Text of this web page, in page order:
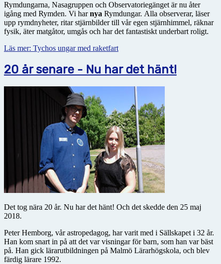
Rymdungarna, Nasagruppen och Observatoriegänget är nu åter
igång med Rymden. Vi harnya Rymdungar. Alla observerar, läser
upp rymdnyheter, ritar stjärnbilder till vår egen stjärnhimmel, räknar
fysik, äter matgåtor, umgås och har det fantastiskt underbart roligt.
Läs mer: Tychos ungar med raketfart
20 år senare - Nu har det hänt!
Det tog nära 20 år. Nu har det hänt! Och det skedde den 25 maj
2018.
Peter Hemborg, vår astropedagog, har varit med i Sällskapet i 32 år.
Han kom snart in på att det var visningar för barn, som han var bäst
på. Han gick lärarutbildningen på Malmö Lärarhögskola, och blev
färdig lärare 1992.